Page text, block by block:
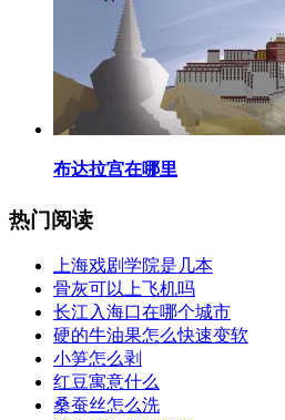
​布达拉宫在哪里
热门阅读
​上海戏剧学院是几本
​骨灰可以上飞机吗
​长江入海口在哪个城市
​硬的牛油果怎么快速变软
​小笋怎么剥
​红豆寓意什么
​桑蚕丝怎么洗